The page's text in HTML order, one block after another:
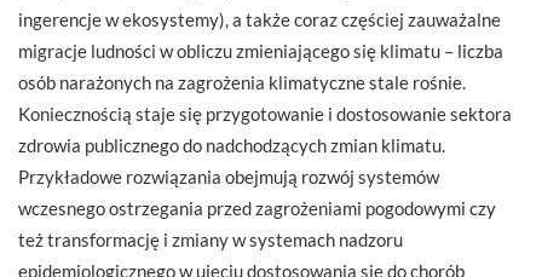
ingerencje w ekosystemy), a także coraz częściej zauważalne
migracje ludności w obliczu zmieniającego się klimatu – liczba
osób narażonych na zagrożenia klimatyczne stale rośnie.
Koniecznością staje się przygotowanie i dostosowanie sektora
zdrowia publicznego do nadchodzących zmian klimatu.
Przykładowe rozwiązania obejmują rozwój systemów
wczesnego ostrzegania przed zagrożeniami pogodowymi czy
też transformację i zmiany w systemach nadzoru
epidemiologicznego w ujęciu dostosowania się do chorób